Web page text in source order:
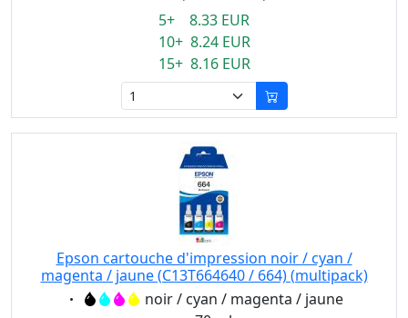
5+ 8.33 EUR
10+ 8.24 EUR
15+ 8.16 EUR
Epson cartouche d'impression noir / cyan /
magenta / jaune (C13T664640 / 664) (multipack)
Eigenschaft:noir / cyan / magenta / jaune